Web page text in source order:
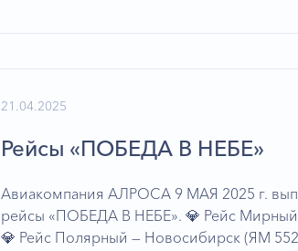
21.04.2025
Рейсы «ПОБЕДА В НЕБЕ»
Авиакомпания АЛРОСА 9 МАЯ 2025 г.
рейсы «ПОБЕДА В НЕБЕ». 💎 Рейс
💎 Рейс Полярный — Новосибирск (ЯМ